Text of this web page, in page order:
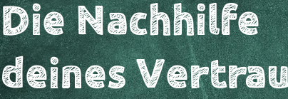
Die Nachhilfe
deines